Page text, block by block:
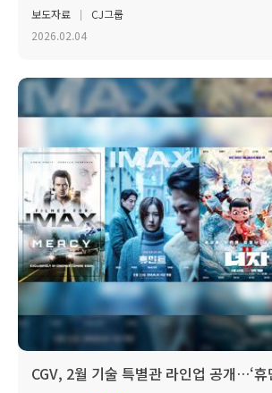
보도자료
CJ그룹
2026.02.04
CGV, 2월 기술 특별관 라인업 공개…‘휴